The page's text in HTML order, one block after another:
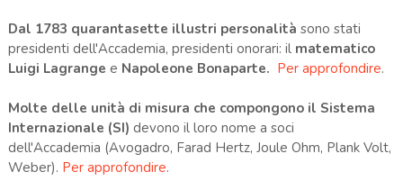
Dal 1783 quarantasette illustri personalità sono stati
presidenti dell'Accademia, presidenti onorari: il matematico
Luigi Lagrange e Napoleone Bonaparte. Per approfondire.
Molte delle unità di misura che compongono il Sistema
Internazionale (SI) devono il loro nome a soci
dell'Accademia (Avogadro, Farad Hertz, Joule Ohm, Plank Volt,
Weber). Per approfondire.